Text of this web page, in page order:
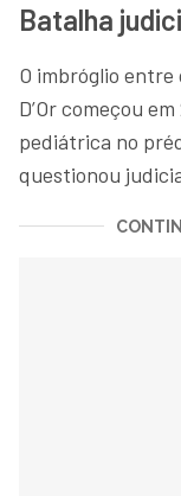
Batalha
O imbróglio entre
D’Or começou
pediátrica no
questionou